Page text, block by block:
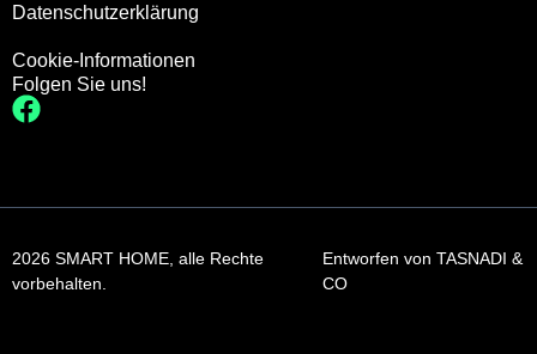
Datenschutzerklärung
Cookie-Informationen
Folgen Sie uns!
2026 SMART HOME, alle Rechte
vorbehalten.
Entworfen von TASNADI &
CO